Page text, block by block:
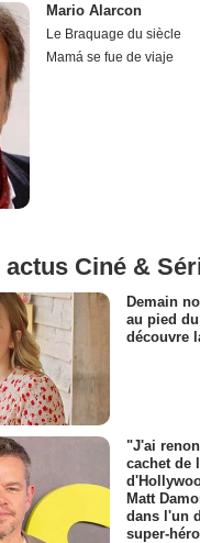
Mario Alarcon
Le Braquage du siècle
Mamá se fue de viaje
actus Ciné &
Demain
au pied
découvre
"J'ai
cachet de
Matt
dans l'un
super-